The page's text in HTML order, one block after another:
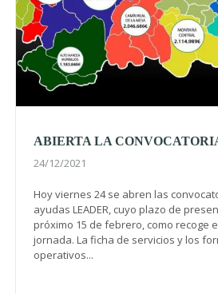
ABIERTA LA
24/12/2021
Hoy viernes 24 se abren las
ayudas LEADER, cuyo plazo de
próximo 15 de febrero, como recoge
jornada. La ficha de servicios y los
operativos...